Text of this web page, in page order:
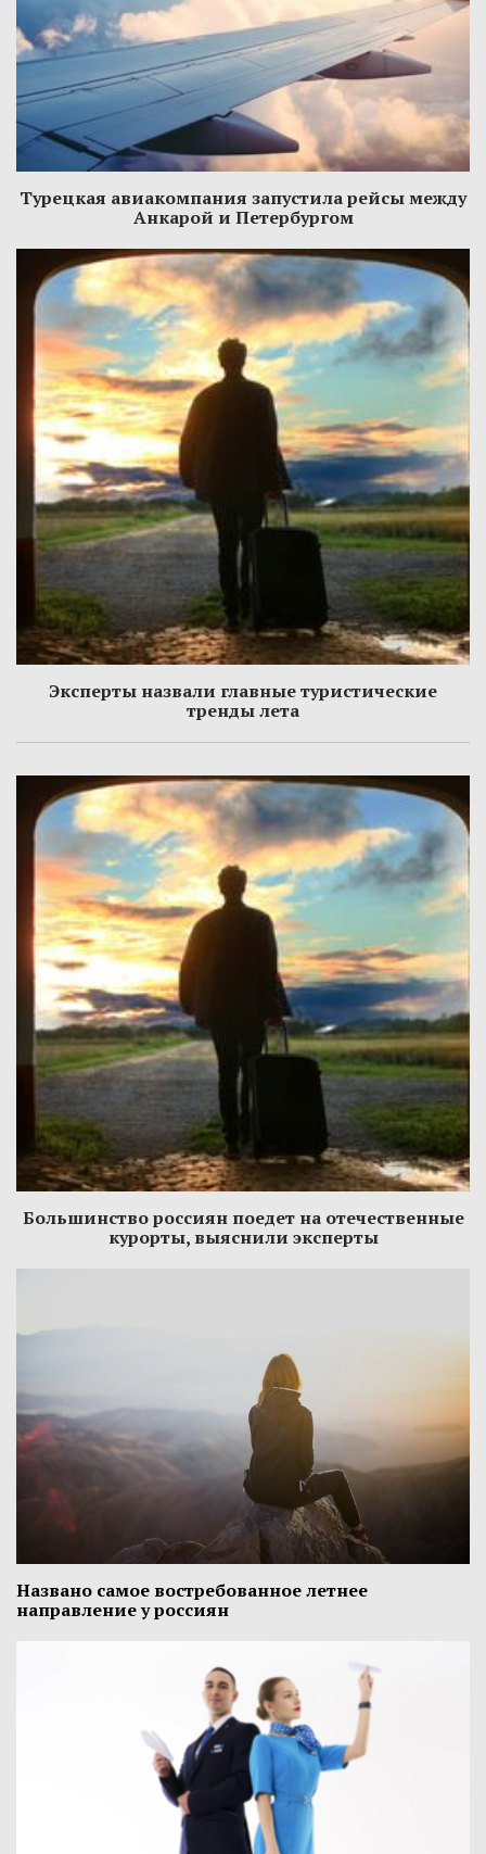
Турецкая авиакомпания запустила рейсы между
Анкарой и Петербургом
Эксперты назвали главные туристические
тренды лета
Большинство россиян поедет на отечественные
курорты, выяснили эксперты
Названо самое востребованное летнее
направление у россиян